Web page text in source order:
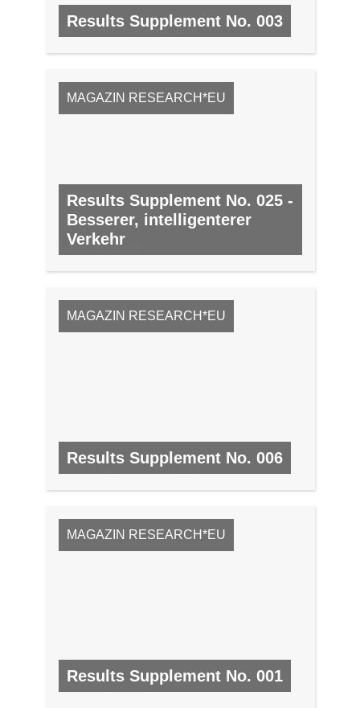
Results Supplement No. 003
NR. 3, MÄRZ 2008/APRIL 2008
MAGAZIN RESEARCH*EU
Results Supplement No. 025 -
Besserer, intelligenterer
Verkehr
MAGAZIN RESEARCH*EU
Results Supplement No. 006
NR. 6, JULI 2008/AUGUST 2008
MAGAZIN RESEARCH*EU
Results Supplement No. 001
NR. 1, JANUAR 2008